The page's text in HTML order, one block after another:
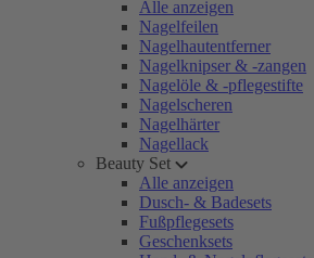
Alle anzeigen
Nagelfeilen
Nagelhautentferner
Nagelknipser & -zangen
Nagelöle & -pflegestifte
Nagelscheren
Nagelhärter
Nagellack
Beauty Set
Alle anzeigen
Dusch- & Badesets
Fußpflegesets
Geschenksets